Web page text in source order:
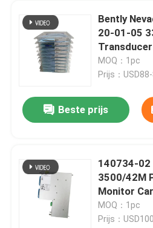
Bently
20-01-05
MOQ：1pc
Prijs：
Beste prijs
140734-02
3500/42M
Monitor
MOQ：1pc
Prijs：